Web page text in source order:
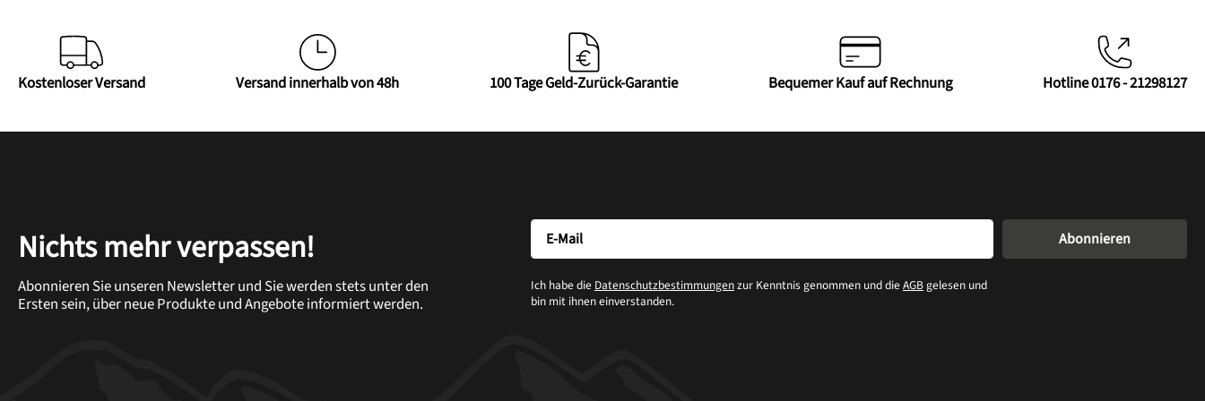
Kostenloser Versand Versand innerhalb von 48h 100 Tage Geld-Zurück-Garantie Bequemer Kauf auf Rechnung Hotline 0176 - 21298127
Nichts mehr verpassen!
Abonnieren Sie unseren Newsletter und Sie werden stets unter den
Ersten sein, über neue Produkte und Angebote informiert werden.
Ich habe die Datenschutzbestimmungenzur Kenntnis genommen und dieAGBgelesen und
bin mit ihnen einverstanden.
Abonnieren